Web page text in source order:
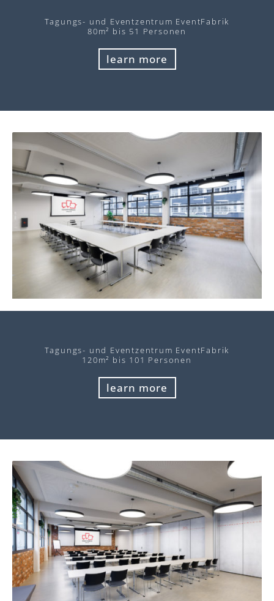
Tagungs- und Eventzentrum EventFabrik
80m² bis 51 Personen
learn more
Tagungs- und Eventzentrum EventFabrik
120m² bis 101 Personen
learn more